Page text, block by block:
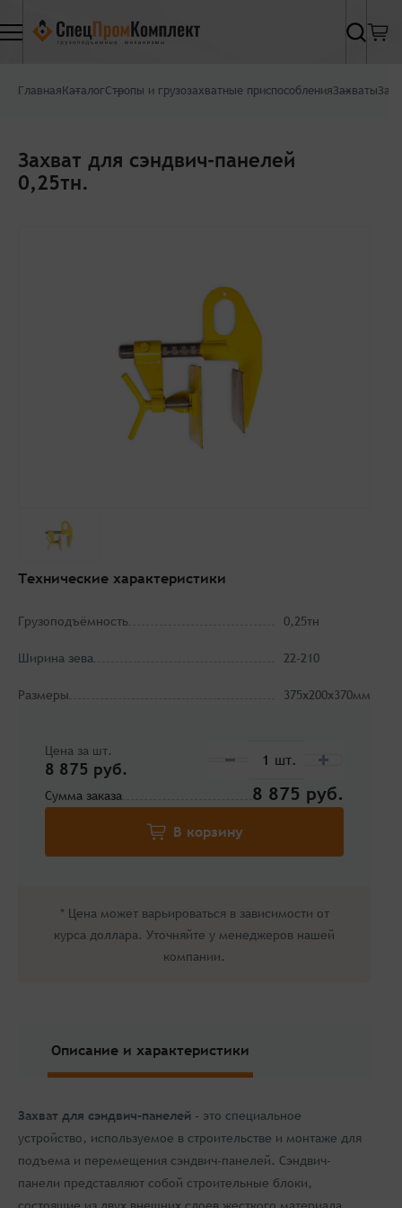
Найти
ГлавнаяКаталогСтропы и грузозахватные приспособленияЗахваты
Захват для сэндвич-панелей
0,25тн.
Технические характеристики
Грузоподъёмность 0,25тн
Ширина зева 22-210
Размеры 375х200х370мм
Цена за шт.
8 875 руб.
Сумма заказа 8 875
* Цена может варьироваться в зависимости от
курса доллара. Уточняйте у менеджеров нашей
компании.
Описание и характеристики
Захват для сэндвич-панелей - это специальное
устройство, используемое в строительстве и монтаже для
подъема и перемещения сэндвич-панелей. Сэндвич-
панели представляют собой строительные блоки,